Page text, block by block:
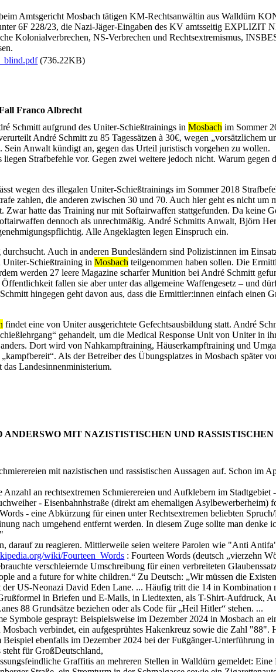
Amtsgericht Mosbach tätigen KM-Rechtsanwältin aus Walldürn
6F 228/23, die Nazi-Jäger-Eingaben des KV amtsseitig EXPLIZIT
Kolonialverbrechen, NS-Verbrechen und Rechtsextremismus,
(736.22KB)
Franco Albrecht
Schmitt aufgrund des Uniter-Schießtrainings inMosbach im Sommer
André Schmitt zu 85 Tagessätzen à 30€, wegen „vorsätzlichem
Anwalt kündigt an, gegen das Urteil juristisch vorgehen zu wollen.
liegen Strafbefehle vor. Gegen zwei weitere jedoch nicht. Warum
wegen des illegalen Uniter-Schießtrainings im Sommer 2018
zahlen, die anderen zwischen 30 und 70. Auch hier geht es nicht um
Zwar hatte das Training nur mit Softairwaffen stattgefunden. Da keine
dennoch als unrechtmäßig. André Schmitts Anwalt, Björn
Alle Angeklagten legen Einspruch ein.
Auch in anderen Bundesländern sind Polizist:innen im
Uniter-Schießtraining inMosbach teilgenommen haben sollen. Die
werden 27 leere Magazine scharfer Munition bei André Schmitt
fallen sie aber unter das allgemeine Waffengesetz – und
hingegen geht davon aus, dass die Ermittler:innen einfach einen
findet eine von Uniter ausgerichtete Gefechtsausbildung statt. André
gehandelt, um die Medical Response Unit von Uniter in
Dort wird von Nahkampftraining, Häuserkampftraining und
Als der Betreiber des Übungsplatzes in Mosbach später
Landesinnenministerium.
MIT NAZISTISTISCHEN UND RASSISTISCHEN
mit nazistischen und rassistischen Aussagen auf. Schon im
an rechtsextremen Schmierereien und Aufklebern im Stadtgebiet
- Eisenbahnhstraße (direkt am ehemaligen Asylbewerberheim)
- eine Abkürzung für einen unter Rechtsextremen beliebten
nach umgehend entfernt werden. In diesem Zuge sollte man denke
darauf zu reagieren. Mittlerweile seien weitere Parolen wie "Anti
wiki/Fourteen_Words : Fourteen Words (deutsch „vierzehn
verschleiernde Umschreibung für einen verbreiteten
and a future for white children.“ Zu Deutsch: „Wir müssen die
US-Neonazi David Eden Lane. ... Häufig tritt die 14 in Kombination
in Briefen und E-Mails, in Liedtexten, als T-Shirt-Aufdruck,
88 Grundsätze beziehen oder als Code für „Heil Hitler“ stehen. ...
Symbole gesprayt: Beispielsweise im Dezember 2024 in Mosbach an
verbindet, ein aufgesprühtes Hakenkreuz sowie die Zahl
ebenfalls im Dezember 2024 bei der Fußgänger-Unterführung
für GroßDeutschland,
Graffitis an mehreren Stellen in Walldürn gemeldet: Eine